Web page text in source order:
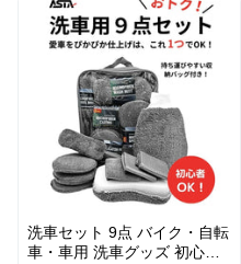
洗車セット 9点 バイク・自転
車・車用 洗車グッズ 初心者